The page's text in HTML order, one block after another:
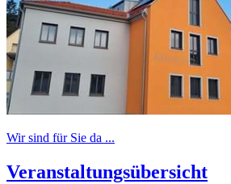
Wir sind für Sie da ...
Veranstaltungsübersicht